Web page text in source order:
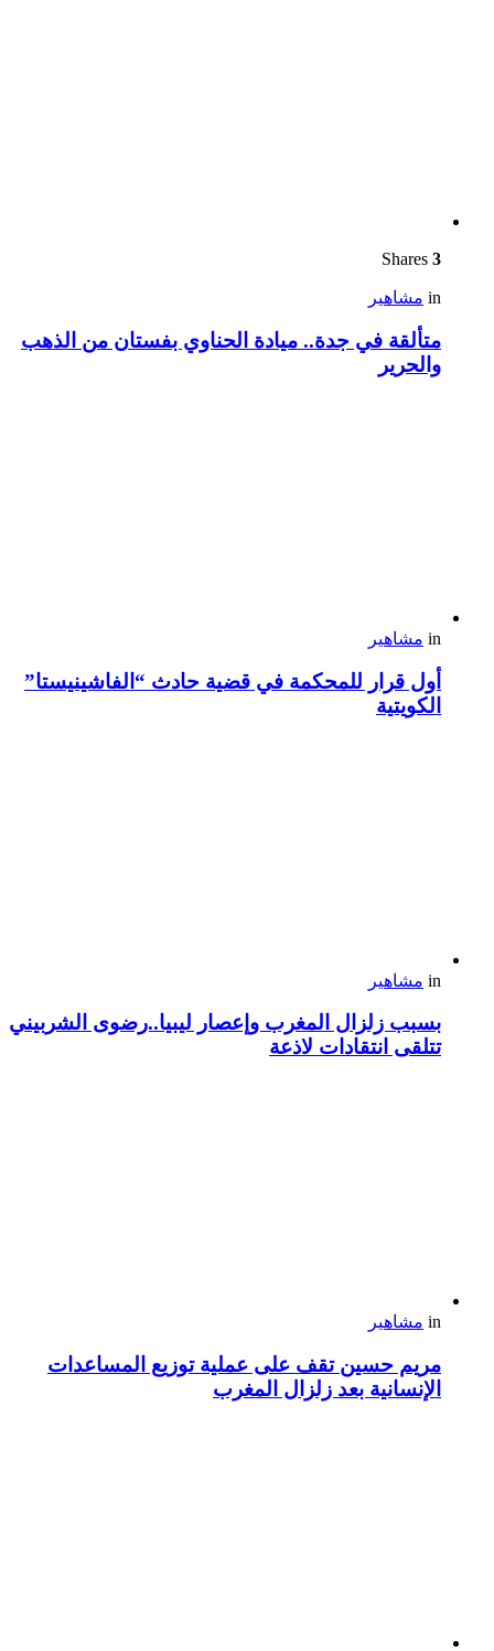
3
in مشاهير
متألقة في جدة.. ميادة الحناوي بفستان من الذهب
والحرير
in مشاهير
أول قرار للمحكمة في قضية حادث “الفاشينيستا”
الكويتية
in مشاهير
بسبب زلزال المغرب وإعصار ليبيا..رضوى الشربيني
تتلقى انتقادات لاذعة
in مشاهير
مريم حسين تقف على عملية توزيع المساعدات
الإنسانية بعد زلزال المغرب